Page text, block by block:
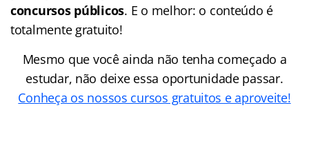
concursos públicos. E o melhor: o conteúdo é
totalmente gratuito!
Mesmo que você ainda não tenha começado a
estudar, não deixe essa oportunidade passar.
Conheça os nossos cursos gratuitos e aproveite!